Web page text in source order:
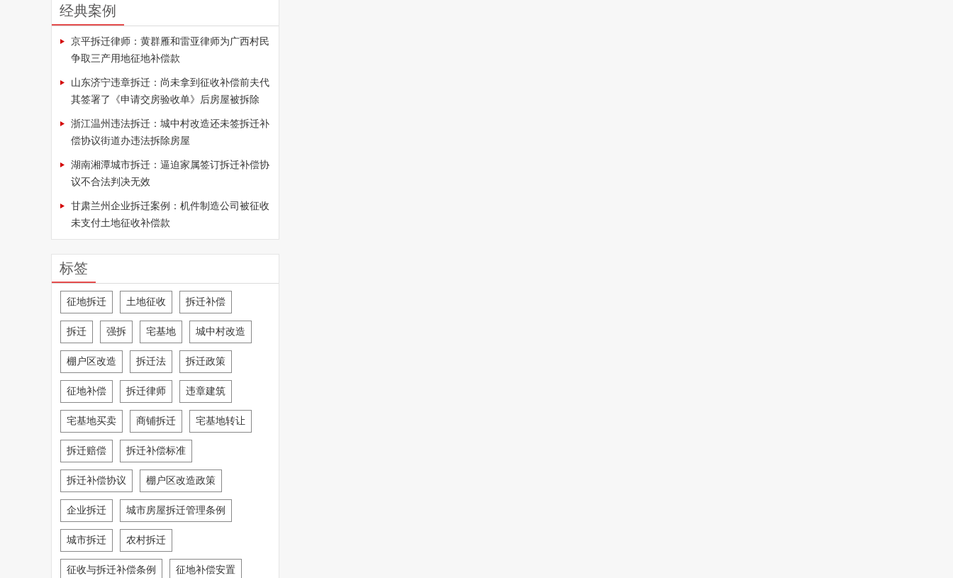
经典案例
京平拆迁律师：黄群雁和雷亚律师为广西村民
争取三产用地征地补偿款
山东济宁违章拆迁：尚未拿到征收补偿前夫代
其签署了《申请交房验收单》后房屋被拆除
浙江温州违法拆迁：城中村改造还未签拆迁补
偿协议街道办违法拆除房屋
湖南湘潭城市拆迁：逼迫家属签订拆迁补偿协
议不合法判决无效
甘肃兰州企业拆迁案例：机件制造公司被征收
未支付土地征收补偿款
标签
征地拆迁 土地征收 拆迁补偿
拆迁 强拆 宅基地 城中村改造
棚户区改造 拆迁法 拆迁政策
征地补偿 拆迁律师 违章建筑
宅基地买卖 商铺拆迁 宅基地转让
拆迁赔偿 拆迁补偿标准
拆迁补偿协议 棚户区改造政策
企业拆迁 城市房屋拆迁管理条例
城市拆迁 农村拆迁
征收与拆迁补偿条例 征地补偿安置